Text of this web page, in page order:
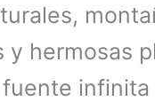
y hermosas
infinita